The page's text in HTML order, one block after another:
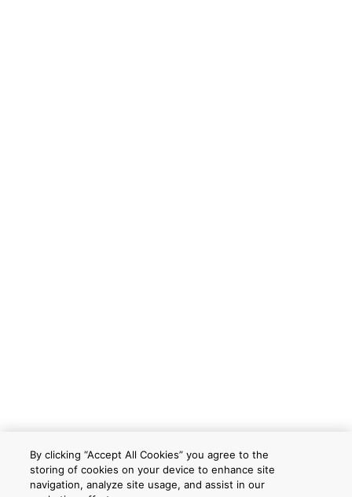
By clicking “Accept All Cookies” you agree to the
storing of cookies on your device to enhance site
navigation, analyze site usage, and assist in our